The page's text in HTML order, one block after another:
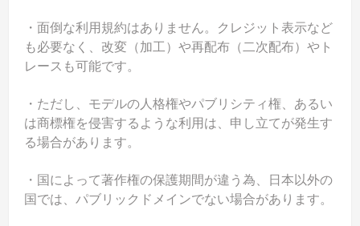
・面倒な利用規約はありません。クレジット表示など
も必要なく、改変（加工）や再配布（二次配布）やト
レースも可能です。
・ただし、モデルの人格権やパブリシティ権、あるい
は商標権を侵害するような利用は、申し立てが発生す
る場合があります。
・国によって著作権の保護期間が違う為、日本以外の
国では、パブリックドメインでない場合があります。